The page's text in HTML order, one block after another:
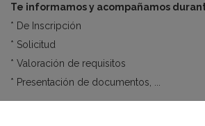
Te informamos y acompañamos
* De Inscripción
* Solicitud
* Valoración de requisitos
* Presentación de documentos, ...